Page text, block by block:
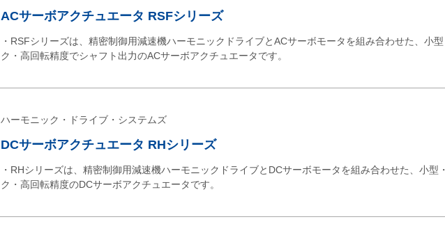
ACサーボアクチュエータ RSFシリーズ
・RSFシリーズは、精密制御用減速機ハーモニックドライブとACサーボモータを組み合わせた、小
ク・高回転精度でシャフト出力のACサーボアクチュエータです。
ハーモニック・ドライブ・システムズ
DCサーボアクチュエータ RHシリーズ
・RHシリーズは、精密制御用減速機ハーモニックドライブとDCサーボモータを組み合わせた、小型
ク・高回転精度のDCサーボアクチュエータです。